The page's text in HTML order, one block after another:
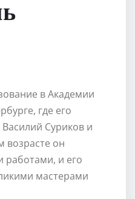
в Академии
где его
Суриков и
возрасте он
работами, и его
мастерами